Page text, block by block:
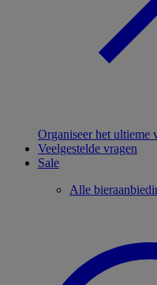
Organiseer het
Veelgestelde vragen
Sale
Alle